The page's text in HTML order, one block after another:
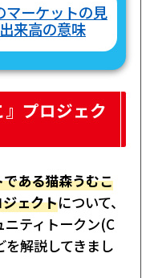
マーケットの見
来高の意味
プロジェク
ある猫森うむこ
ェクトについて、
ニティトークン(C
解説してきまし